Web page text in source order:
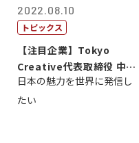
2022.08.10
トピックス
【注目企業】Tokyo
Creative代表取締役 中川
智博
日本の魅力を世界に発信し
たい